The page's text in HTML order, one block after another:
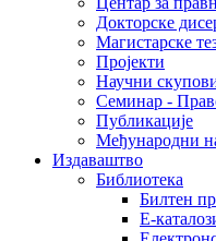
Докторске
Магистарске
Пројекти
Научни
Семинар -
Публикације
Међународни
Издаваштво
Библиотека
Билтен
Е-